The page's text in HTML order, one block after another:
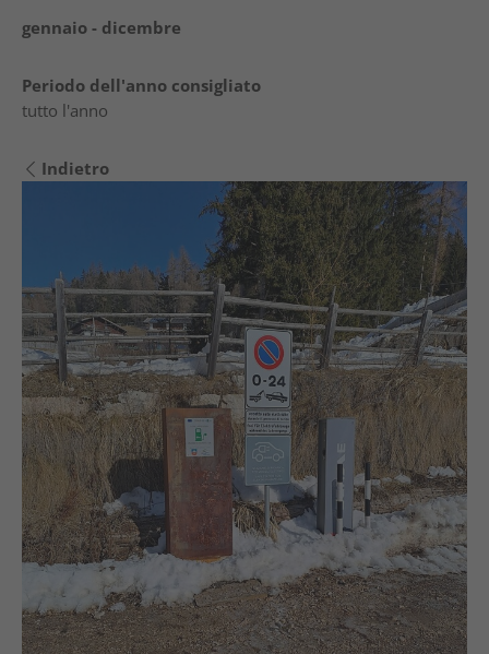
gennaio - dicembre
Periodo dell'anno consigliato
tutto l'anno
Indietro